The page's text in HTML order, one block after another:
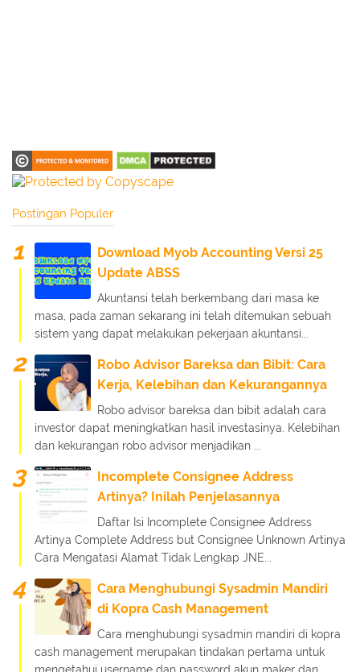
Postingan Populer
Download Myob Accounting Versi 25
Update ABSS
Akuntansi telah berkembang dari masa ke
masa, pada zaman sekarang ini telah ditemukan sebuah
sistem yang dapat melakukan pekerjaan akuntansi...
Robo Advisor Bareksa dan Bibit: Cara
Kerja, Kelebihan dan Kekurangannya
Robo advisor bareksa dan bibit adalah cara
investor dapat meningkatkan hasil investasinya. Kelebihan
dan kekurangan robo advisor menjadikan ...
Incomplete Consignee Address
Artinya? Inilah Penjelasannya
Daftar Isi Incomplete Consignee Address
Artinya Complete Address but Consignee Unknown Artinya
Cara Mengatasi Alamat Tidak Lengkap JNE...
Cara Menghubungi Sysadmin Mandiri
di Kopra Cash Management
Cara menghubungi sysadmin mandiri di kopra
cash management merupakan tindakan pertama untuk
mengetahui username dan password akun maker dan ...